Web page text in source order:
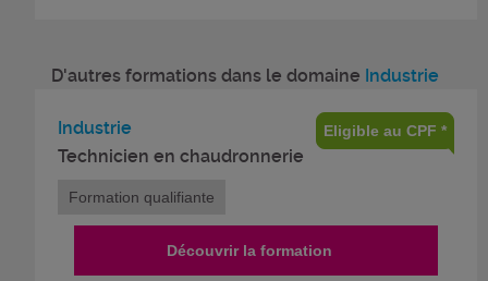
D'autres formations dans le domaine Industrie
Industrie
Technicien en chaudronnerie
Eligible au CPF *
Formation qualifiante
Découvrir la formation